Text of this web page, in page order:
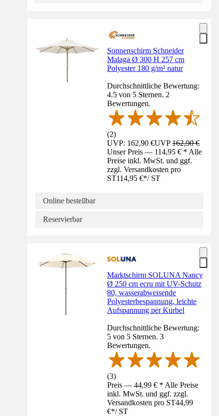
Sonnenschirm Schneider
Malaga Ø 300 H 257 cm
Polyester 180 g/m² natur
Durchschnittliche Bewertung:
4.5 von 5 Sternen. 2
Bewertungen.
(2)
UVP: 162,90 €UVP162,90 €
Unser Preis — 114,95 € * Alle
Preise inkl. MwSt. und ggf.
zzgl. Versandkosten pro
ST114,95 €*/ ST
Online bestellbar
Reservierbar
Marktschirm SOLUNA Nancy
Ø 250 cm ecru mit UV-Schutz
80, wasserabweisende
Polyesterbespannung, leichte
Aufspannung per Kurbel
Durchschnittliche Bewertung:
5 von 5 Sternen. 3
Bewertungen.
(3)
Preis — 44,99 € * Alle Preise
inkl. MwSt. und ggf. zzgl.
Versandkosten pro ST44,99
€*/ ST